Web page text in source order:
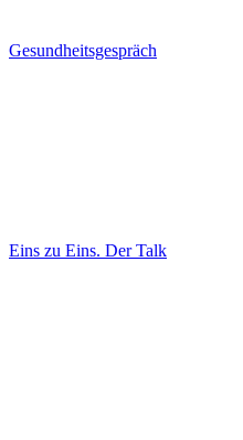
Gesundheitsgespräch
Eins zu Eins. Der Talk